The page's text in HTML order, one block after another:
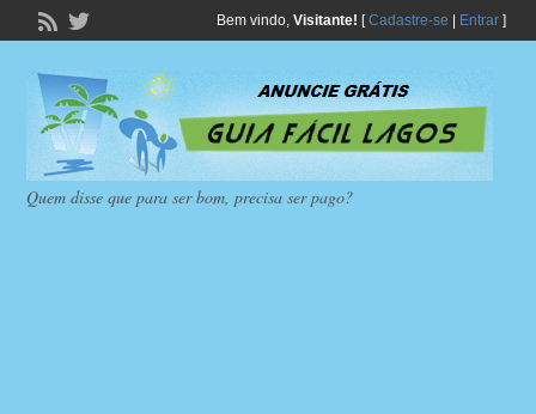
Bem vindo, Visitante! [Cadastre-se Entrar]
Quem disse que para ser bom, precisa ser pago?